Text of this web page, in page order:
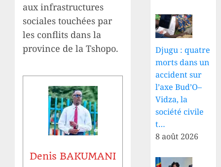
aux infrastructures
sociales touchées par
les conflits dans la
province de la Tshopo.
Denis BAKUMANI
Djugu : quatre
morts dans un
accident sur
l’axe Bud’O–
Vidza, la
société civile
t…
8 août 2026